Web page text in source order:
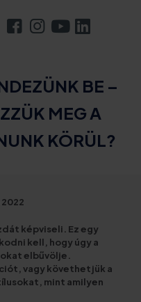
BE –
MEG A
KÖRÜL?
képviseli. Ez egy
kell, hogy úgy a
elbűvölje.
vagy követhetjük a
mint amilyen